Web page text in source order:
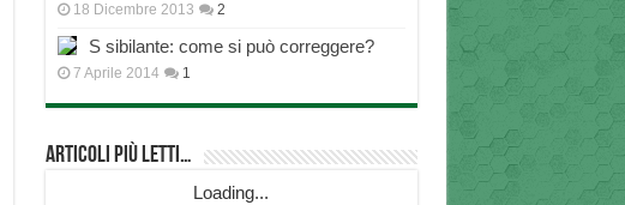
18 Dicembre 2013 2
S sibilante: come si può correggere?
7 Aprile 2014 1
Articoli più Letti…
Loading...